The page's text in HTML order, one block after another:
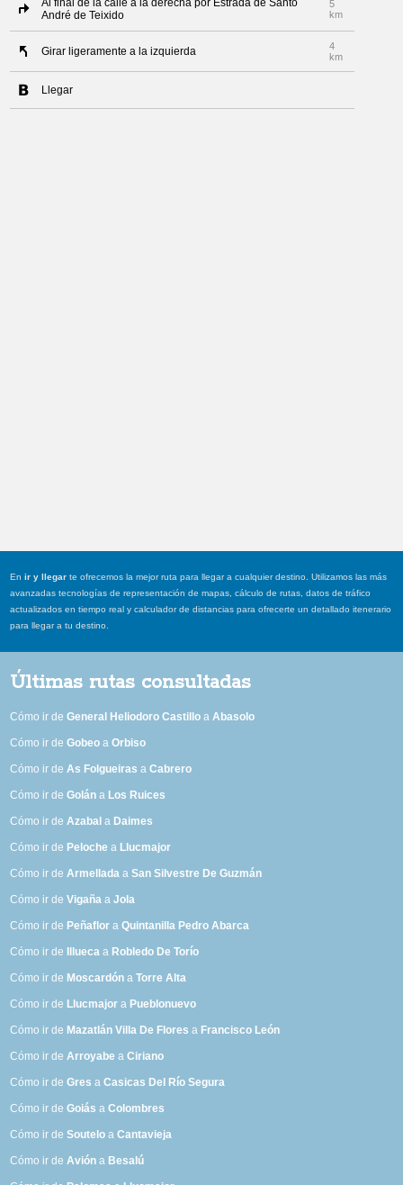
Al final de la calle a la derecha por Estrada de Santo
André de Teixido
5
km
Girar ligeramente a la izquierda
4
km
Llegar
Enir y llegar te ofrecemos la mejor ruta para llegar a cualquier destino. Utilizamos las más
avanzadas tecnologías de representación de mapas, cálculo de rutas, datos de tráfico
actualizados en tiempo real y calculador de distancias para ofrecerte un detallado itenerario
para llegar a tu destino.
Últimas rutas consultadas
Cómo ir deGeneral Heliodoro Castillo aAbasolo
Cómo ir deGobeo aOrbiso
Cómo ir deAs Folgueiras aCabrero
Cómo ir deGolán a Los Ruices
Cómo ir deAzabal a Daimes
Cómo ir de Peloche a Llucmajor
Cómo ir deArmellada aSan Silvestre De Guzmán
Cómo ir deVigaña aJola
Cómo ir de Peñaflor aQuintanilla Pedro Abarca
Cómo ir de Illueca a Robledo De Torío
Cómo ir de Moscardón aTorre Alta
Cómo ir de Llucmajor a Pueblonuevo
Cómo ir de Mazatlán Villa De Flores a Francisco León
Cómo ir deArroyabe aCiriano
Cómo ir deGres aCasicas Del Río Segura
Cómo ir deGoiás aColombres
Cómo ir deSoutelo aCantavieja
Cómo ir deAvión a Besalú